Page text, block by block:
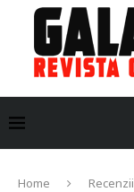
Home Recenzii